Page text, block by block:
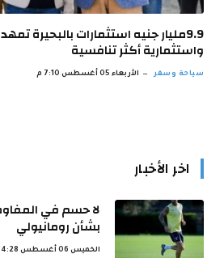
9.9مليار جنيه استثمارات بالبحيرة
واستثمارية أكثر تنافسية
سياحة وسفر الأربعاء 05 أغسطس 7:10 م
اخر الأخبار
لا حسم في
بشأن رومانيولي
الخميس 06 أغسطس 4:28 ص